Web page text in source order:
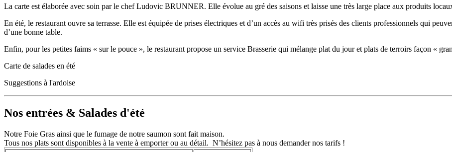
La carte est élaborée avec soin par le chef Ludovic BRUNNER. Elle évolue au gré des saisons et laisse une très large place aux produits
En été, le restaurant ouvre sa terrasse. Elle est équipée de prises électriques et d’un accès au wifi très prisés des clients professionnels qui
d’une bonne table.
Enfin, pour les petites faims « sur le pouce », le restaurant propose un service Brasserie qui mélange plat du jour et plats de terroirs façon «
Carte de salades en été
Suggestions à l'ardoise
Nos entrées & Salades d'été
Notre Foie Gras ainsi que le fumage de notre saumon sont fait maison.
Tous nos plats sont disponibles à la vente à emporter ou au détail. N’hésitez pas à nous demander nos tarifs !